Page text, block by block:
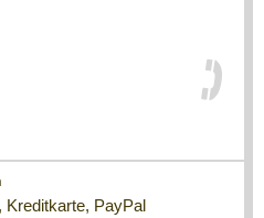
Kreditkarte, PayPal